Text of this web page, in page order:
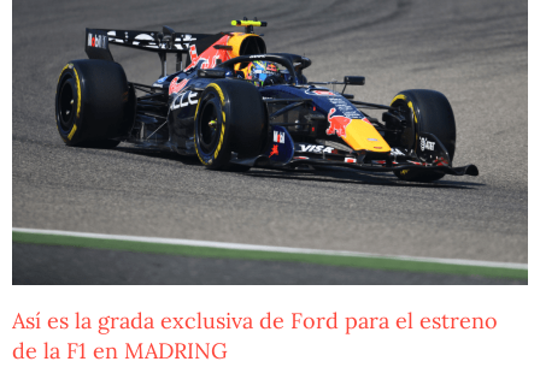
Así es la grada exclusiva de Ford para el estreno
de la F1 en MADRING